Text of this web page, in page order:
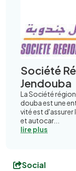
Société
Jendouba
La Société
douba est une
vité est
et autocar...
lire plus
Social